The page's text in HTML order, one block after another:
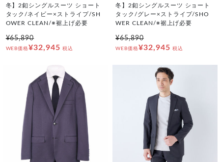
冬】2釦シングルスーツ ショート
タック/ネイビー×ストライプ/SH
OWER CLEAN/※裾上げ必要
¥65,890
WEB価格¥32,945 税込
冬】2釦シングルスーツ ショート
タック/グレー×ストライプ/SHO
WER CLEAN/※裾上げ必要
¥65,890
WEB価格¥32,945 税込